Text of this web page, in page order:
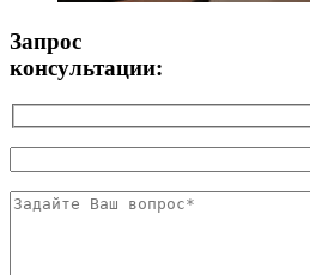
Запрос
консультации: